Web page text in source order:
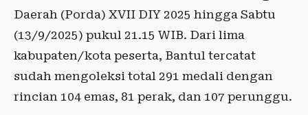
Daerah (Porda) XVII DIY 2025 hingga Sabtu
(13/9/2025) pukul 21.15 WIB. Dari lima
kabupaten/kota peserta, Bantul tercatat
sudah mengoleksi total 291 medali dengan
rincian 104 emas, 81 perak, dan 107 perunggu.